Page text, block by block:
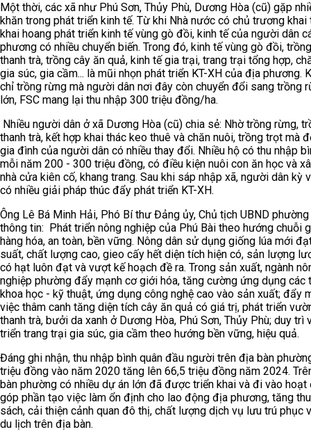
Một thời, các xã như Phú Sơn, Thủy Phù, Dương Hòa (cũ) gặp
khăn trong phát triển kinh tế. Từ khi Nhà nước có chủ trương khai
khai hoang phát triển kinh tế vùng gò đồi, kinh tế của người dân
phương có nhiều chuyển biến. Trong đó, kinh tế vùng gò đồi,
thanh trà, trồng cây ăn quả, kinh tế gia trại, trang trại tổng hợp,
gia súc, gia cầm... là mũi nhọn phát triển KT-XH của địa phương.
chỉ trồng rừng mà người dân nơi đây còn chuyển đổi sang trồng
lớn, FSC mang lại thu nhập 300 triệu đồng/ha.
Nhiều người dân ở xã Dương Hòa (cũ) chia sẻ: Nhờ trồng rừng,
thanh trà, kết hợp khai thác keo thuê và chăn nuôi, trồng trọt mà
gia đình của người dân có nhiều thay đổi. Nhiều hộ có thu nhập
mỗi năm 200 - 300 triệu đồng, có điều kiện nuôi con ăn học và
nhà cửa kiên cố, khang trang. Sau khi sáp nhập xã, người dân kỳ
có nhiều giải pháp thúc đẩy phát triển KT-XH.
Ông Lê Bá Minh Hải, Phó Bí thư Đảng ủy, Chủ tịch UBND
thông tin: Phát triển nông nghiệp của Phú Bài theo hướng chuỗi
hàng hóa, an toàn, bền vững. Nông dân sử dụng giống lúa mới
suất, chất lượng cao, gieo cấy hết diện tích hiện có, sản lượng
có hạt luôn đạt và vượt kế hoạch đề ra. Trong sản xuất, ngành
nghiệp phường đẩy mạnh cơ giới hóa, tăng cường ứng dụng các
khoa học - kỹ thuật, ứng dụng công nghệ cao vào sản xuất; đẩy
việc thâm canh tăng diện tích cây ăn quả có giá trị, phát triển
thanh trà, bưởi da xanh ở Dương Hòa, Phú Sơn, Thủy Phù; duy trì
triển trang trại gia súc, gia cầm theo hướng bền vững, hiệu quả.
Đáng ghi nhận, thu nhập bình quân đầu người trên địa bàn
triệu đồng vào năm 2020 tăng lên 66,5 triệu đồng năm 2024.
bàn phường có nhiều dự án lớn đã được triển khai và đi vào hoạt
góp phần tạo việc làm ổn định cho lao động địa phương, tăng
sách, cải thiện cảnh quan đô thị, chất lượng dịch vụ lưu trú phục
du lịch trên địa bàn.